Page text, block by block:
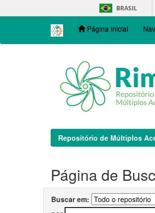
navigation
BRASIL
Página inicial
Repositório de Múltiplos
Página de
Buscar em: